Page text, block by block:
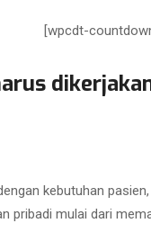
[wpcdt-
kebutuhan
pribadi mulai dari